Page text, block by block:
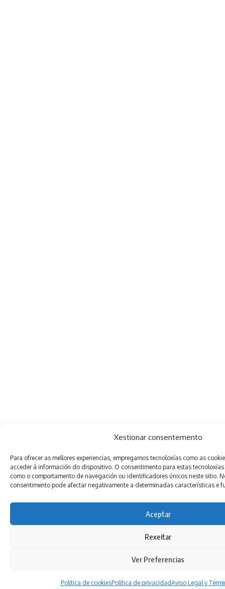
Xestionar consentemento
Para ofrecer as mellores experiencias, empregamos tecnoloxías como as
acceder á información do dispositivo. O consentimento para estas
como o comportamento de navegación ou identificadores únicos neste sitio.
consentimento pode afectar negativamente a determinadas características e
Aceptar
Rexeitar
Ver Preferencias
Política de cookiesPolítica de privacidadAviso Legal y